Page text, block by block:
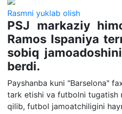
Rasmni yuklab olish
PSJ markaziy
Ramos Ispaniya
sobiq
berdi.
Payshanba kuni "Barselona"
tark etishi va futbolni tugatish
qilib, futbol jamoatchiligini